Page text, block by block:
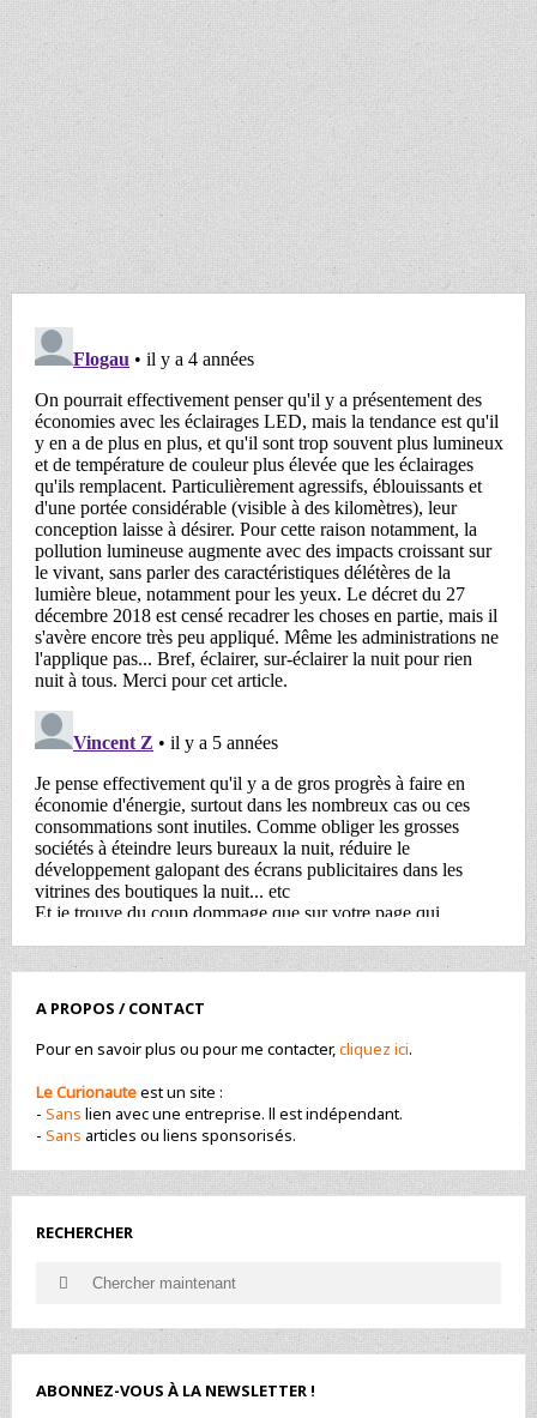
A PROPOS / CONTACT
Pour en savoir plus ou pour me contacter,cliquez ici.
Le Curionauteest un site :
- Sans lien avec une entreprise. ll est indépendant.
- Sans articles ou liens sponsorisés.
RECHERCHER
SearchSearch
ABONNEZ-VOUS À LA NEWSLETTER !